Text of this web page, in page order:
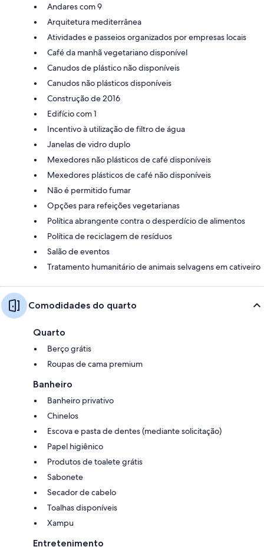
Andares com 9
Arquitetura mediterrânea
Atividades e passeios organizados por empresas locais
Café da manhã vegetariano disponível
Canudos de plástico não disponíveis
Canudos não plásticos disponíveis
Construção de 2016
Edifício com 1
Incentivo à utilização de filtro de água
Janelas de vidro duplo
Mexedores não plásticos de café disponíveis
Mexedores plásticos de café não disponíveis
Não é permitido fumar
Opções para refeições vegetarianas
Política abrangente contra o desperdício de alimentos
Política de reciclagem de resíduos
Salão de eventos
Tratamento humanitário de animais selvagens em cativeiro
Comodidades do quarto
Quarto
Berço grátis
Roupas de cama premium
Banheiro
Banheiro privativo
Chinelos
Escova e pasta de dentes (mediante solicitação)
Papel higiênico
Produtos de toalete grátis
Sabonete
Secador de cabelo
Toalhas disponíveis
Xampu
Entretenimento